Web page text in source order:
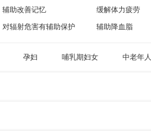
禾博士 惠氏
辅助改善记忆 缓解体力疲劳
对辐射危害有辅助保护 辅助降血脂
促进排铅 清咽
孕妇 哺乳期妇女 中老年人